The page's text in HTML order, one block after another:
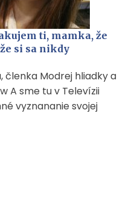
ti, mamka, že
si sa nikdy
členka Modrej hliadky a
A sme tu v Televízii
vyznananie svojej